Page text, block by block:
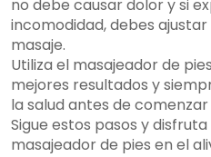
no debe causar dolor y si
incomodidad, debes
masaje.
Utiliza el masajeador de
mejores resultados y
la salud antes de
Sigue estos pasos y
masajeador de pies en el